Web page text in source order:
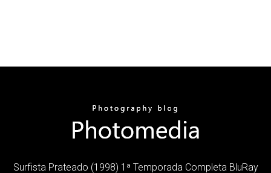
Surfista Prateado (1998) 1ª Temporada Completa BluRay